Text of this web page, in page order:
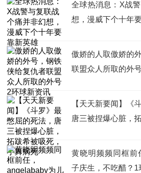
全球热消息：X战
想，漫威下个十年
傲娇的人取傲娇的
联盟众人所取的外
【天天新要闻】《
唐三被捏爆心脏，
黄晓明频频同框前
子庆生，不吃醋？1